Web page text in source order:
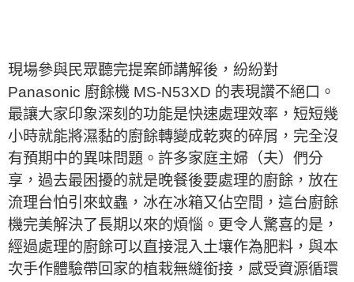
現場參與民眾聽完提案師講解後，紛紛對
Panasonic 廚餘機 MS-N53XD 的表現讚不絕口。
最讓大家印象深刻的功能是快速處理效率，短短幾
小時就能將濕黏的廚餘轉變成乾爽的碎屑，完全沒
有預期中的異味問題。許多家庭主婦（夫）們分
享，過去最困擾的就是晚餐後要處理的廚餘，放在
流理台怕引來蚊蟲，冰在冰箱又佔空間，這台廚餘
機完美解決了長期以來的煩惱。更令人驚喜的是，
經過處理的廚餘可以直接混入土壤作為肥料，與本
次手作體驗帶回家的植栽無縫銜接，感受資源循環